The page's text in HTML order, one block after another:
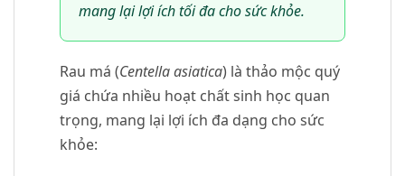
mang lại lợi ích tối đa cho sức khỏe.
Rau má (Centella asiatica) là thảo mộc quý
giá chứa nhiều hoạt chất sinh học quan
trọng, mang lại lợi ích đa dạng cho sức
khỏe: